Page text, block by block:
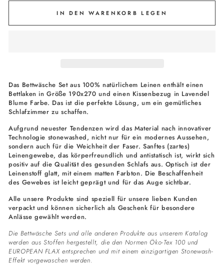
IN DEN WARENKORB LEGEN
Das Bettwäsche Set aus 100% natürlichem Leinen enthält einen
Bettlaken in Größe 190x270 und einen Kissenbezug in Lavendel
Blume Farbe. Das ist die perfekte Lösung, um ein gemütliches
Schlafzimmer zu schaffen.
Aufgrund neuester Tendenzen wird das Material nach innovativer
Technologie stonewashed, nicht nur für ein modernes Aussehen,
sondern auch für die Weichheit der Faser. Sanftes (zartes)
Leinengewebe, das körperfreundlich und antistatisch ist, wirkt sich
positiv auf die Qualität des gesunden Schlafs aus. Optisch ist der
Leinenstoff glatt, mit einem matten Farbton. Die Beschaffenheit
des Gewebes ist leicht geprägt und für das Auge sichtbar.
Alle unsere Produkte sind speziell für unsere lieben Kunden
verpackt und können sicherlich als Geschenk für besondere
Anlässe gewählt werden.
Die Bettwäsche Sets und alle anderen Produkte aus unserem Katalog
werden aus Stoffen hergestellt, die den Normen Öko-Tex 100 und
EUROPEAN FLAX entsprechen und mit einem einzigartigen Stonewash-
Effekt vorgewaschen werden.